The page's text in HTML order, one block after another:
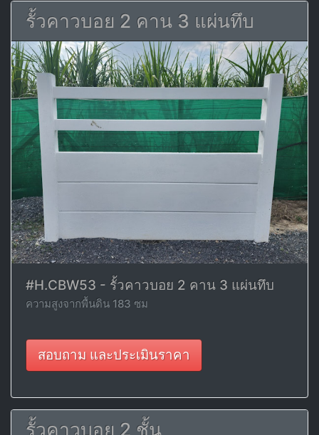
รั้วคาวบอย 2 คาน 3 แผ่นทึบ
#H.CBW53 - รั้วคาวบอย 2 คาน 3 แผ่นทึบ
ความสูงจากพื้นดิน 183 ซม
สอบถาม และประเมินราคา
รั้วคาวบอย 2 ชั้น